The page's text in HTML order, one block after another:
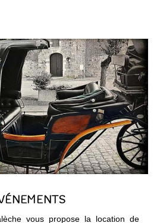
vous propose la location de